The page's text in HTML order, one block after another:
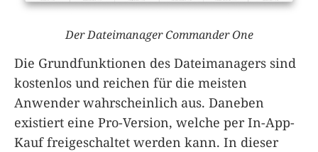
Der Dateimanager Commander One
Die Grundfunktionen des Dateimanagers sind
kostenlos und reichen für die meisten
Anwender wahrscheinlich aus. Daneben
existiert eine Pro-Version, welche per In-App-
Kauf freigeschaltet werden kann. In dieser